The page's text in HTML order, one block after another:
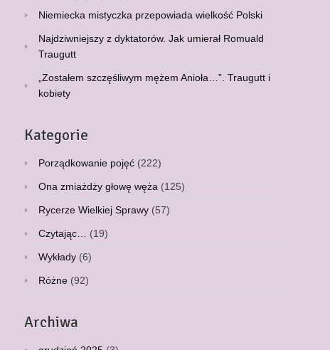
Niemiecka mistyczka przepowiada wielkość Polski
Najdziwniejszy z dyktatorów. Jak umierał Romuald
Traugutt
„Zostałem szczęśliwym mężem Anioła…”. Traugutt i
kobiety
Kategorie
Porządkowanie pojęć(222)
Ona zmiażdży głowę węża (125)
Rycerze Wielkiej Sprawy(57)
Czytając… (19)
Wykłady(6)
Różne(92)
Archiwa